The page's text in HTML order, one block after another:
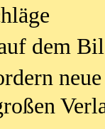
dem
neue